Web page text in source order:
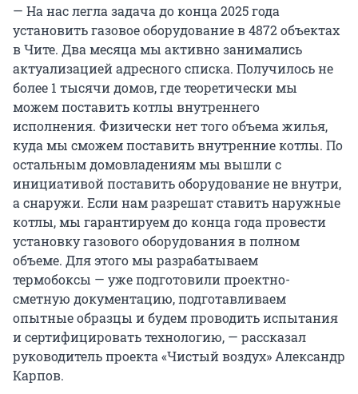
— На нас легла задача до конца 2025 года
установить газовое оборудование в 4872 объектах
в Чите. Два месяца мы активно занимались
актуализацией адресного списка. Получилось не
более 1 тысячи домов, где теоретически мы
можем поставить котлы внутреннего
исполнения. Физически нет того объема жилья,
куда мы сможем поставить внутренние котлы. По
остальным домовладениям мы вышли с
инициативой поставить оборудование не внутри,
а снаружи. Если нам разрешат ставить наружные
котлы, мы гарантируем до конца года провести
установку газового оборудования в полном
объеме. Для этого мы разрабатываем
термобоксы — уже подготовили проектно-
сметную документацию, подготавливаем
опытные образцы и будем проводить испытания
и сертифицировать технологию, — рассказал
руководитель проекта «Чистый воздух» Александр
Карпов.